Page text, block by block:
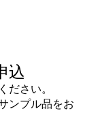
込
ださい。
ンプル品をお